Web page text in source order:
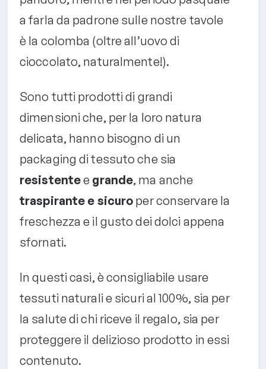
a farla da padrone sulle nostre tavole
è la colomba (oltre all’uovo di
cioccolato, naturalmente!).
Sono tutti prodotti di grandi
dimensioni che, per la loro natura
delicata, hanno bisogno di un
packaging di tessuto che sia
resistentee grande, ma anche
traspirante e sicuro per conservare la
freschezza e il gusto dei dolci appena
sfornati.
In questi casi, è consigliabile usare
tessuti naturali e sicuri al 100%, sia per
la salute di chi riceve il regalo, sia per
proteggere il delizioso prodotto in essi
contenuto.